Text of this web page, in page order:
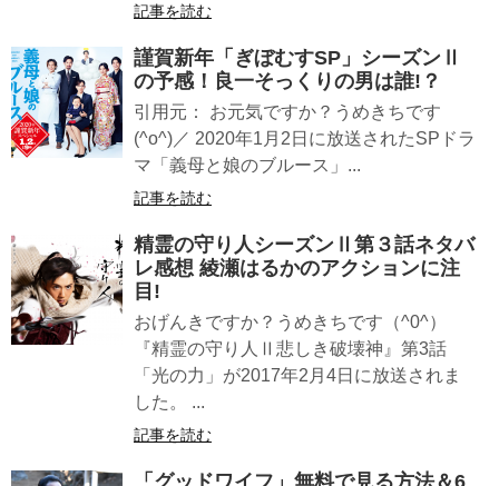
記事を読む
謹賀新年「ぎぼむすSP」シーズンⅡ
の予感！良一そっくりの男は誰!？
引用元： お元気ですか？うめきちです
(^o^)／ 2020年1月2日に放送されたSPドラ
マ「義母と娘のブルース」...
記事を読む
精霊の守り人シーズンⅡ第３話ネタバ
レ感想 綾瀬はるかのアクションに注
目!
おげんきですか？うめきちです（^0^）
『精霊の守り人Ⅱ悲しき破壊神』第3話
「光の力」が2017年2月4日に放送されま
した。 ...
記事を読む
「グッドワイフ」無料で見る方法＆6